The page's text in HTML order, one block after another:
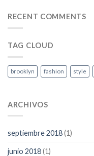
RECENT COMMENTS
TAG CLOUD
brooklyn fashion style
ARCHIVOS
septiembre 2018(1)
junio 2018(1)